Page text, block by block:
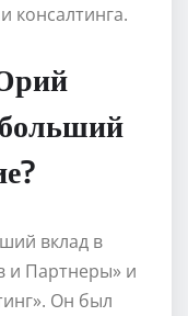
консалтинга.
вклад в
и Партнеры» и
Он был